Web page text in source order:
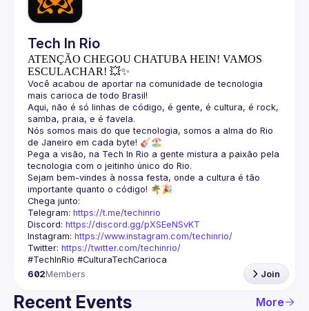
Tech In Rio
ATENÇÃO CHEGOU CHATUBA HEIN! VAMOS
ESCULACHAR! 💥✨
Você acabou de aportar na comunidade de tecnologia
Aqui, não é só linhas de código, é gente, é cultura, é rock,
Nós somos mais do que tecnologia, somos a alma do Rio
Pega a visão, na Tech In Rio a gente mistura a paixão pela
Sejam bem-vindes à nossa festa, onde a cultura é tão
Telegram: https://t.me/techinrio
Discord: https://discord.gg/pXSEeNSvKT
Instagram: https://www.instagram.com/techinrio/
Twitter: https://twitter.com/techinrio/
602Members Join
Recent Events More